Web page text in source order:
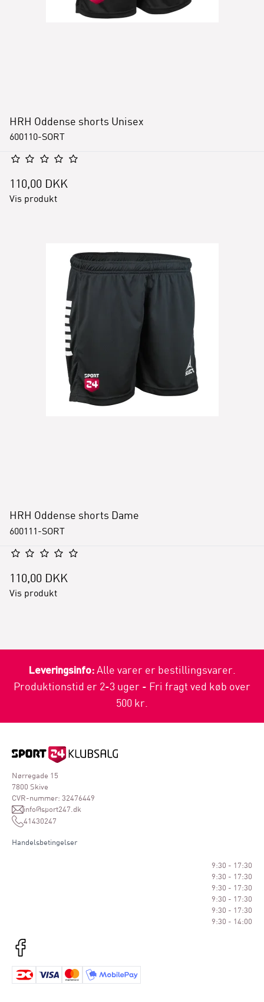
HRH Oddense shorts Unisex
600110-SORT
110,00 DKK
Vis produkt
HRH Oddense shorts Dame
600111-SORT
110,00 DKK
Vis produkt
Leveringsinfo:Alle varer er bestillingsvarer.
Produktionstid er 2-3 uger - Fri fragt ved køb over
500 kr.
Nørregade 15
7800 Skive
CVR-nummer: 32476449
info@sport247.dk
41430247
Handelsbetingelser
9:30 - 17:30
9:30 - 17:30
9:30 - 17:30
9:30 - 17:30
9:30 - 17:30
9:30 - 14:00